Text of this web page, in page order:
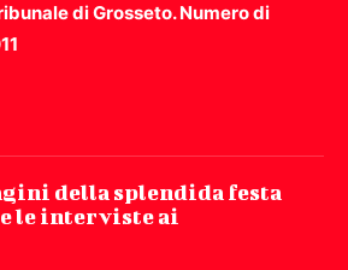
di Grosseto. Numero di
della splendida festa
le interviste ai